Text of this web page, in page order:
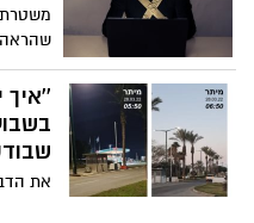
משטרת
שהראה
''איך
את